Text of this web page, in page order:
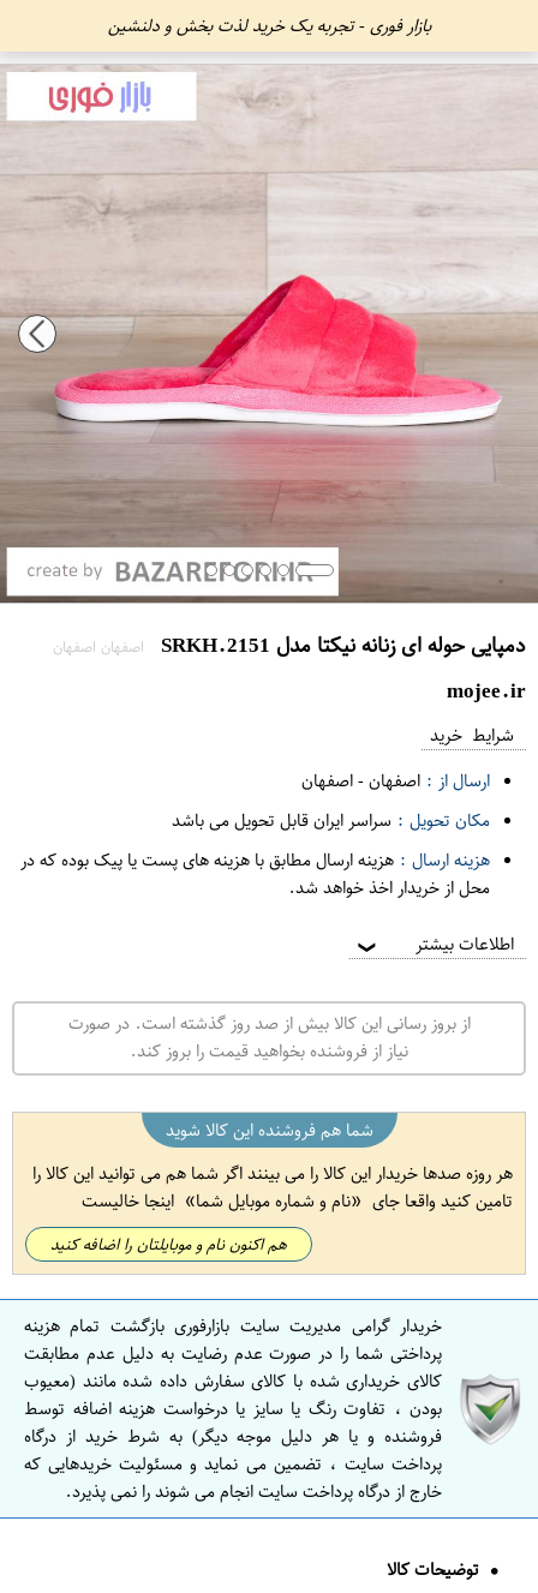
بازار فوری - تجربه یک خرید لذت بخش و دلنشین
دمپایی حوله ای زنانه نیکتا مدل SRKH.2151 اصفهان اصفهان
mojee.ir
شرایط خرید
ارسال از : اصفهان-اصفهان
مکان تحویل : سراسر ایران قابل تحویل می باشد
هزینه ارسال : هزینه ارسال مطابق با هزینه های پست یا پیک بوده که در
محل از خریدار اخذ خواهد شد.
اطلاعات بیشتر ❯
از بروز رسانی این کالا بیش از صد روز گذشته است. در صورت
نیاز از فروشنده بخواهید قیمت را بروز کند.
شما هم فروشنده این کالا شوید
هر روزه صدها خریدار این کالا را می بینند اگر شما هم می توانید این کالا را
تامین کنید واقعا جای
نام و شماره موبایل شما اینجا خالیست
هم اکنون نام و موبایلتان را اضافه کنید
خریدار گرامی مدیریت سایت بازارفوری بازگشت تمام هزینه
پرداختی شما را در صورت عدم رضایت به دلیل عدم مطابقت
کالای خریداری شده با کالای سفارش داده شده مانند (معیوب
بودن ، تفاوت رنگ یا سایز یا درخواست هزینه اضافه توسط
فروشنده و یا هر دلیل موجه دیگر) به شرط خرید از درگاه
پرداخت سایت ، تضمین می نماید و مسئولیت خریدهایی که
خارج از درگاه پرداخت سایت انجام می شوند را نمی پذیرد.
توضیحات کالا